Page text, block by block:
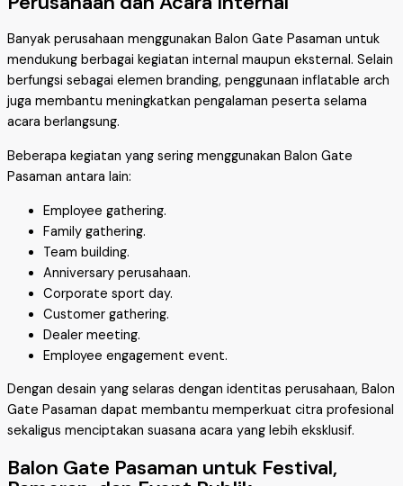
Banyak perusahaan menggunakan Balon Gate Pasaman untuk
mendukung berbagai kegiatan internal maupun eksternal. Selain
berfungsi sebagai elemen branding, penggunaan inflatable arch
juga membantu meningkatkan pengalaman peserta selama
acara berlangsung.
Beberapa kegiatan yang sering menggunakan Balon Gate
Pasaman antara lain:
Employee gathering.
Family gathering.
Team building.
Anniversary perusahaan.
Corporate sport day.
Customer gathering.
Dealer meeting.
Employee engagement event.
Dengan desain yang selaras dengan identitas perusahaan, Balon
Gate Pasaman dapat membantu memperkuat citra profesional
sekaligus menciptakan suasana acara yang lebih eksklusif.
Balon Gate Pasaman untuk Festival,